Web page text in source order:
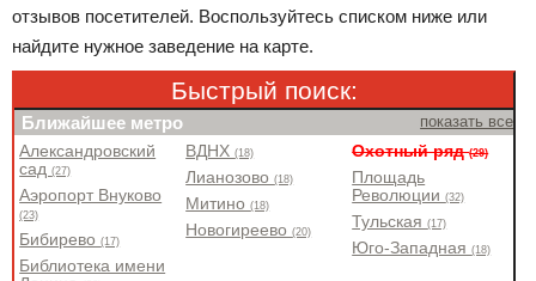
отзывов посетителей. Воспользуйтесь списком ниже или
найдите нужное заведение на карте.
Быстрый поиск:
Ближайшее метро показать все
Александровский
сад(27)
Аэропорт Внуково
(23)
Бибирево(17)
Библиотека имени
ВДНХ(18)
Лианозово(18)
Митино(18)
Новогиреево(20)
Охотный ряд(29)
Площадь
Революции(32)
Тульская(17)
Юго-Западная(18)